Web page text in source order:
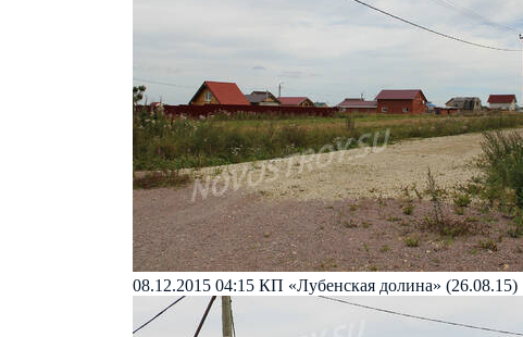
08.12.2015 04:15 КП «Лубенская долина» (26.08.15)